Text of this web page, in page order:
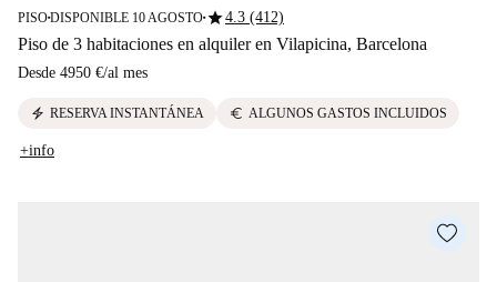
PISO■DISPONIBLE 10 AGOSTO■star4.3 (412)
Piso de 3 habitaciones en alquiler en Vilapicina, Barcelona
Desde 4950 €/al mes
electric_bolt RESERVA INSTANTÁNEA euro ALGUNOS GASTOS INCLUIDOS
+info